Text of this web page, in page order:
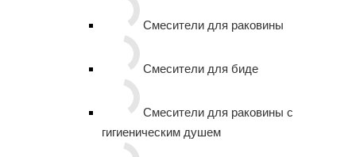
Смесители для раковины
Смесители для биде
Смесители для раковины с
гигиеническим душем